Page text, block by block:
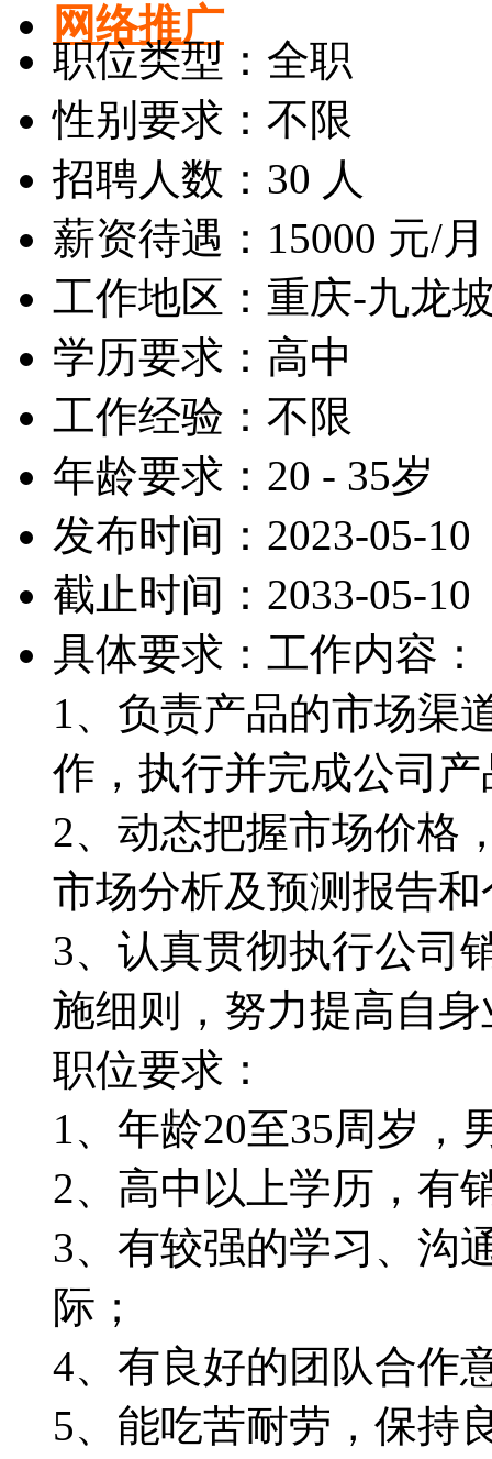
网络推广
职位类型：全职
性别要求：不限
招聘人数：30 人
薪资待遇：15000 元/月
工作地区：重庆-九龙
学历要求：高中
工作经验：不限
年龄要求：20 - 35岁
发布时间：2023-05-10
截止时间：2033-05-10
具体要求：工作内容：
1、负责产品的市场渠
作，执行并完成公司
2、动态把握市场价格
市场分析及预测报告
3、认真贯彻执行公司
施细则，努力提高自
职位要求：
1、年龄20至35周岁，
2、高中以上学历，有
3、有较强的学习、沟
际；
4、有良好的团队合作
5、能吃苦耐劳，保持